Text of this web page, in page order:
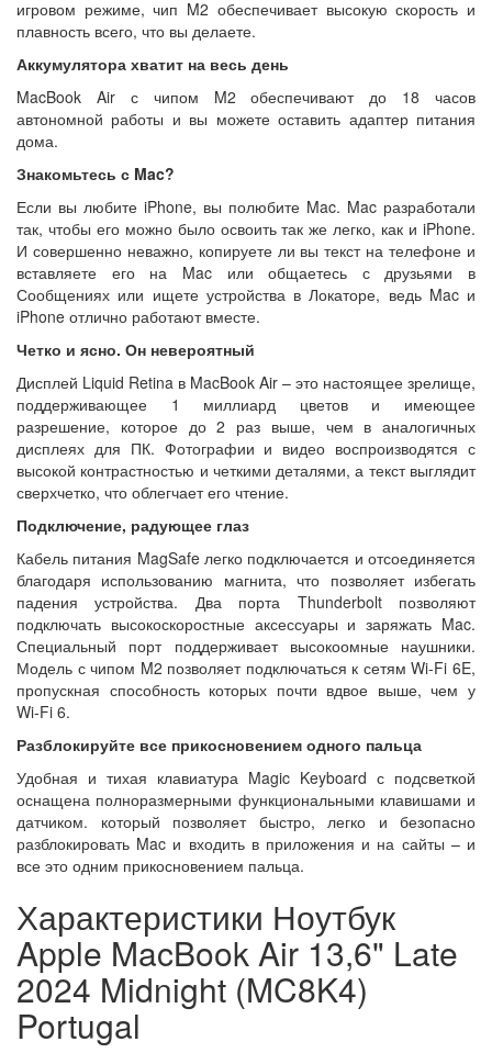
игровом режиме, чип M2 обеспечивает высокую скорость и
плавность всего, что вы делаете.
Аккумулятора хватит на весь день
MacBook Air с чипом M2 обеспечивают до 18 часов
автономной работы и вы можете оставить адаптер питания
дома.
Знакомьтесь с Mac?
Если вы любите iPhone, вы полюбите Mac. Mac разработали
так, чтобы его можно было освоить так же легко, как и iPhone.
И совершенно неважно, копируете ли вы текст на телефоне и
вставляете его на Mac или общаетесь с друзьями в
Сообщениях или ищете устройства в Локаторе, ведь Mac и
iPhone отлично работают вместе.
Четко и ясно. Он невероятный
Дисплей Liquid Retina в MacBook Air – это настоящее зрелище,
поддерживающее 1 миллиард цветов и имеющее
разрешение, которое до 2 раз выше, чем в аналогичных
дисплеях для ПК. Фотографии и видео воспроизводятся с
высокой контрастностью и четкими деталями, а текст выглядит
сверхчетко, что облегчает его чтение.
Подключение, радующее глаз
Кабель питания MagSafe легко подключается и отсоединяется
благодаря использованию магнита, что позволяет избегать
падения устройства. Два порта Thunderbolt позволяют
подключать высокоскоростные аксессуары и заряжать Mac.
Специальный порт поддерживает высокоомные наушники.
Модель с чипом M2 позволяет подключаться к сетям Wi‑Fi 6E,
пропускная способность которых почти вдвое выше, чем у
Wi‑Fi 6.
Разблокируйте все прикосновением одного пальца
Удобная и тихая клавиатура Magic Keyboard с подсветкой
оснащена полноразмерными функциональными клавишами и
датчиком. который позволяет быстро, легко и безопасно
разблокировать Mac и входить в приложения и на сайты – и
все это одним прикосновением пальца.
Характеристики Ноутбук
Apple MacBook Air 13,6" Late
2024 Midnight (MC8K4)
Portugal